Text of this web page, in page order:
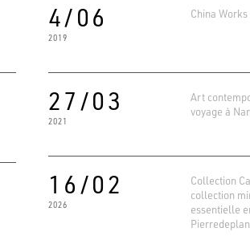
4/06
2019
China
27/03
2021
Art
voyage à
16/02
2026
Collection
collection
essentielle
Pierredeplan
4.6
Basé sur 138